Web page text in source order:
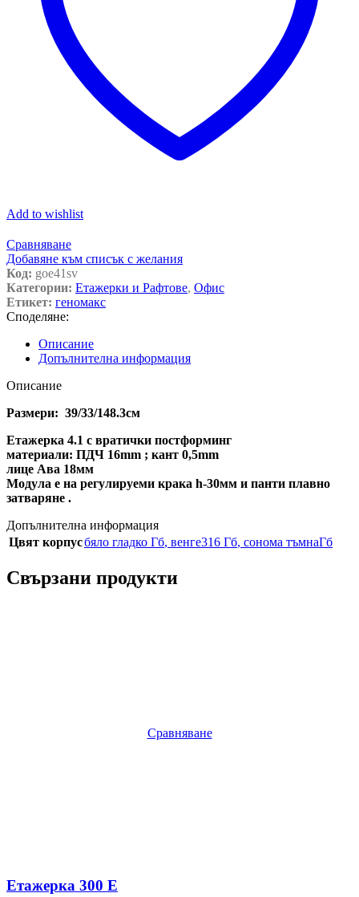
Add to wishlist
Сравняване
Добавяне към списък с желания
Код: goe41sv
Категории: Етажерки и Рафтове, Офис
Етикет: геномакс
Споделяне:
Описание
Допълнителна информация
Описание
Размери: 39/33/148.3см
Етажерка 4.1 с вратички постформинг
материали: ПДЧ 16mm ; кант 0,5mm
лице Ава 18мм
Модула е на регулируеми крака h-30мм и панти плавно
затваряне .
Допълнителна информация
Цвят корпусбяло гладко Гб, венге316 Гб, сонома тъмнаГб
Свързани продукти
Сравняване
Етажерка 300 Е